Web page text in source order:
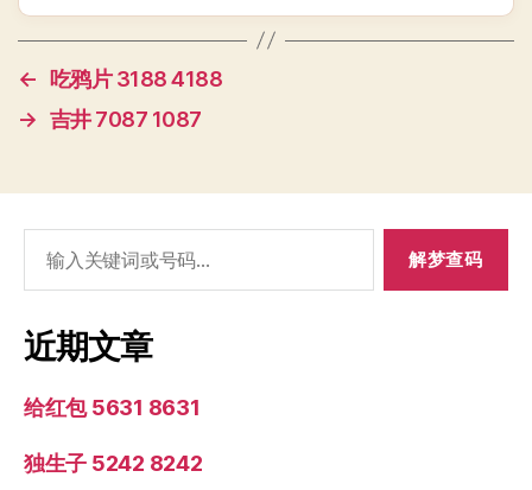
←
吃鸦片 3188 4188
→ 吉井 7087 1087
索：
近期文章
给红包 5631 8631
独生子 5242 8242